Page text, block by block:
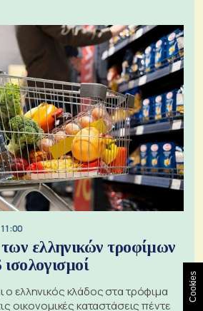
ελληνικών τροφίμων
ισολογισμοί
ελληνικός κλάδος στα τρόφιμα
οικονομικές καταστάσεις πέντε
Cookies